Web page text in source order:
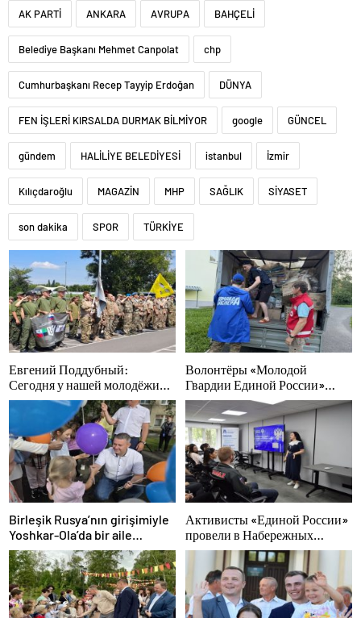
AK PARTİ ANKARA AVRUPA BAHÇELİ
Belediye Başkanı Mehmet Canpolat chp
Cumhurbaşkanı Recep Tayyip Erdoğan DÜNYA
FEN İŞLERİ KIRSALDA DURMAK BİLMİYOR google GÜNCEL
gündem HALİLİYE BELEDİYESİ istanbul İzmir
Kılıçdaroğlu MAGAZİN MHP SAĞLIK SİYASET
son dakika SPOR TÜRKİYE
Евгений Поддубный:
Сегодня у нашей молодёжи
куётся характер победителей
Волонтёры «Молодой
Гвардии Единой России»
ликвидируют последствия
паводков на Урале и Дальнем
Востоке
Birleşik Rusya’nın girişimiyle
Yoshkar-Ola’da bir aile
festivali düzenlendi
Активисты «Единой России»
провели в Набережных
Челнах просветительские
мероприятия для молодых
специалистов КАМАЗа